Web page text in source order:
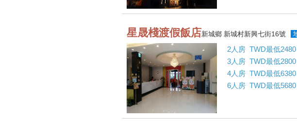
星晟棧渡假飯店新城鄉 新城村新興七街16號
2人房 TWD最低2480
3人房 TWD最低2800
4人房 TWD最低6380
6人房 TWD最低5680